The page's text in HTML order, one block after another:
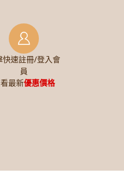
快速註冊/登入會
員
最新優惠價格